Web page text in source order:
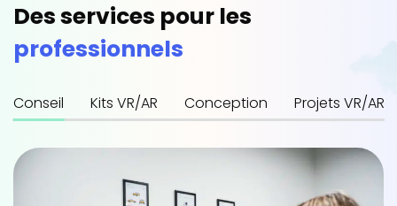
Des services pour les
professionnels
Conseil Kits VR/AR Conception Projets VR/AR/